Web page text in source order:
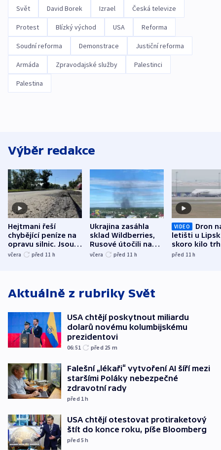
Svět David Borek Izrael Česká televize
Protest Blízký východ USA Reforma
Soudní reforma Demonstrace Justiční reforma
Armáda Zpravodajské služby Palestinci
Palestina
Výběr redakce
Hejtmani řeší
chybějící peníze na
opravu silnic. Jsou
nenárokové, namítá
včera před 11 h
Ukrajina zasáhla
sklad Wildberries,
Rusové útočili na
trh, hasiče či
včera před 11 h
VIDEO
Dron
letišti u
skoro kilo
indicie
před 11h
Aktuálně z rubriky Svět
USA chtějí poskytnout miliardu
dolarů novému kolumbijskému
prezidentovi
06:51 před 25 m
Falešní „lékaři“ vytvoření AI šíří mezi
staršími Poláky nebezpečné
zdravotní rady
před 1h
USA chtějí otestovat protiraketový
štít do konce roku, píše Bloomberg
před 5h